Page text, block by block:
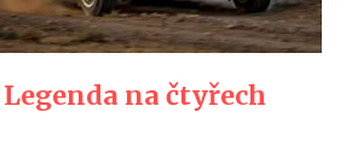
Legenda na čtyřech